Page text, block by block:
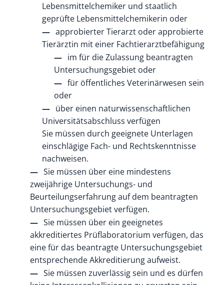
Lebensmittelchemiker und staatlich
geprüfte Lebensmittelchemikerin oder
approbierter Tierarzt oder approbierte
Tierärztin mit einer Fachtierarztbefähigung
im für die Zulassung beantragten
Untersuchungsgebiet oder
für öffentliches Veterinärwesen sein
oder
über einen naturwissenschaftlichen
Universitätsabschluss verfügen
Sie müssen durch geeignete Unterlagen
einschlägige Fach- und Rechtskenntnisse
nachweisen.
Sie müssen über eine mindestens
zweijährige Untersuchungs- und
Beurteilungserfahrung auf dem beantragten
Untersuchungsgebiet verfügen.
Sie müssen über ein geeignetes
akkreditiertes Prüflaboratorium verfügen, das
eine für das beantragte Untersuchungsgebiet
entsprechende Akkreditierung aufweist.
Sie müssen zuverlässig sein und es dürfen